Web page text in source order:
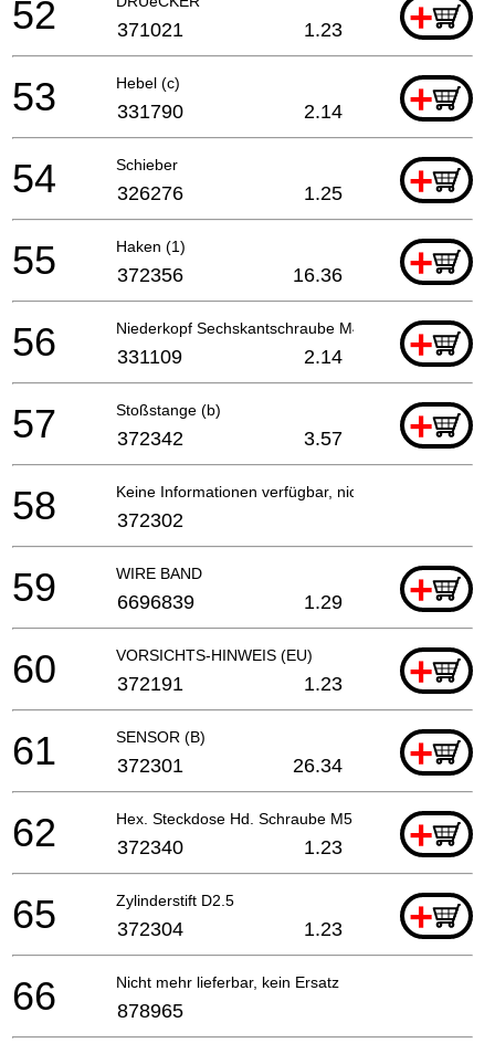
+
52 371021 1.23
Hebel (c) +
53 331790 2.14
Schieber +
54 326276 1.25
Haken (1) +
55 372356 16.36
Niederkopf Sechskantschraube M4x8 +
56 331109 2.14
Stoßstange (b) +
57 372342 3.57
Keine Informationen verfügbar, nicht bestellbar
58 372302
WIRE BAND +
59 6696839 1.29
VORSICHTS-HINWEIS (EU) +
60 372191 1.23
SENSOR (B) +
61 372301 26.34
Hex. Steckdose Hd. Schraube M5 +
62 372340 1.23
Zylinderstift D2.5 +
65 372304 1.23
Nicht mehr lieferbar, kein Ersatz
66 878965